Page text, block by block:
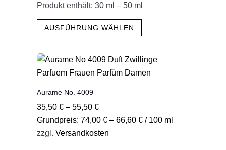
gewählt
werden
Produkt enthält: 30 ml – 50 ml
AUSFÜHRUNG WÄHLEN
Dieses
mehrere
Varianten
können
Aurame No. 4009
35,50€ –55,50€
Grundpreis:74,00€ –66,60€ / 100 ml
zzgl.Versandkosten